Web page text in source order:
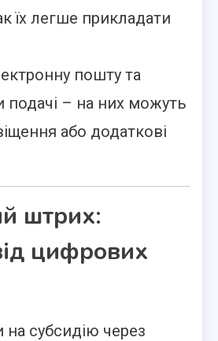
їх легше прикладати
пошту та
подачі – на них можуть
або додаткові
штрих:
цифрових
на субсидію через